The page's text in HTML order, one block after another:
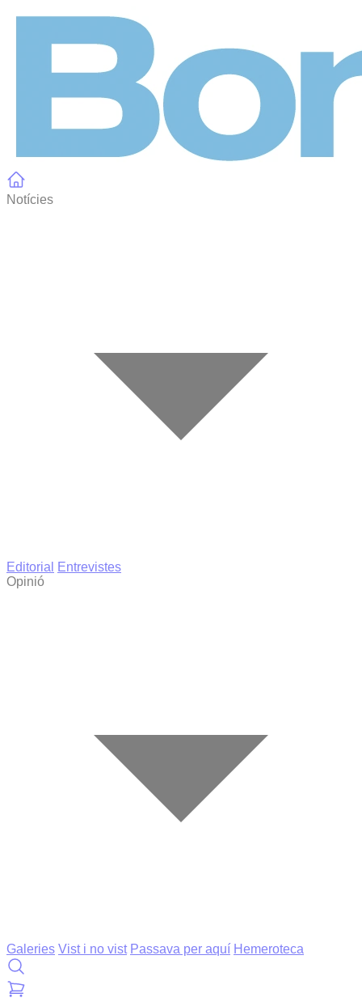
Notícies
Editorial
Entrevistes
Opinió
Galeries Vist i no vist Passava per aquí Hemeroteca